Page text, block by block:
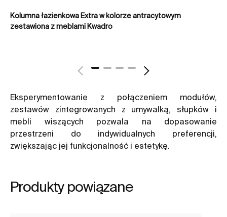
Kolumna łazienkowa Extra w kolorze antracytowym
zestawiona z meblami Kwadro
Eksperymentowanie z połączeniem modułów,
zestawów zintegrowanych z umywalką, słupków i
mebli wiszących pozwala na dopasowanie
przestrzeni do indywidualnych preferencji,
zwiększając jej funkcjonalność i estetykę.
Produkty powiązane